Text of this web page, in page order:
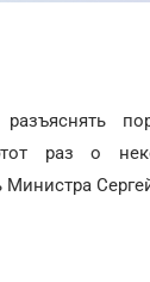
раз о
Министра